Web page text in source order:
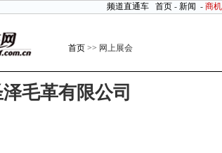
频道直通车 首页 - 新闻 - 商机
首页 >> 网上展会
毛革有限公司